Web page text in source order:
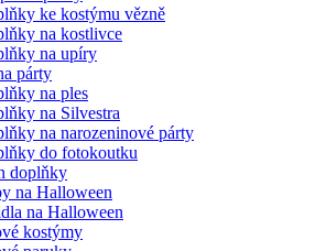
ke kostýmu vězně
na kostlivce
na upíry
párty
na ples
na Silvestra
na narozeninové párty
do fotokoutku
doplňky
na Halloween
na Halloween
kostýmy